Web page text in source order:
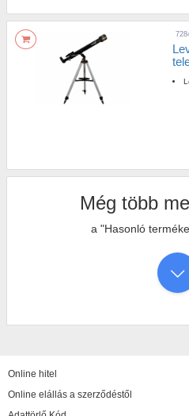
Még több
a "Hasonló
Online hitel
Online elállás a szerződéstől